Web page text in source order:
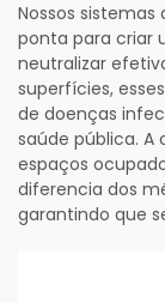
Nossos
ponta para criar
neutralizar
superfícies,
de doenças
saúde pública. A
espaços
diferencia dos
garantindo que